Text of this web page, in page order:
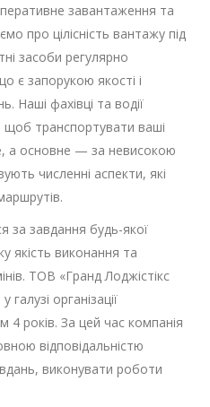
завантаження та
про цілісність вантажу під
засоби регулярно
є запорукою якості і
Наші фахівці та водії
щоб транспортувати ваші
а основне — за невисокою
численні аспекти, які
за завдання будь-якої
якість виконання та
ТОВ «Гранд Лоджістікс
організації
років. За цей час компанія
відповідальністю
виконувати роботи